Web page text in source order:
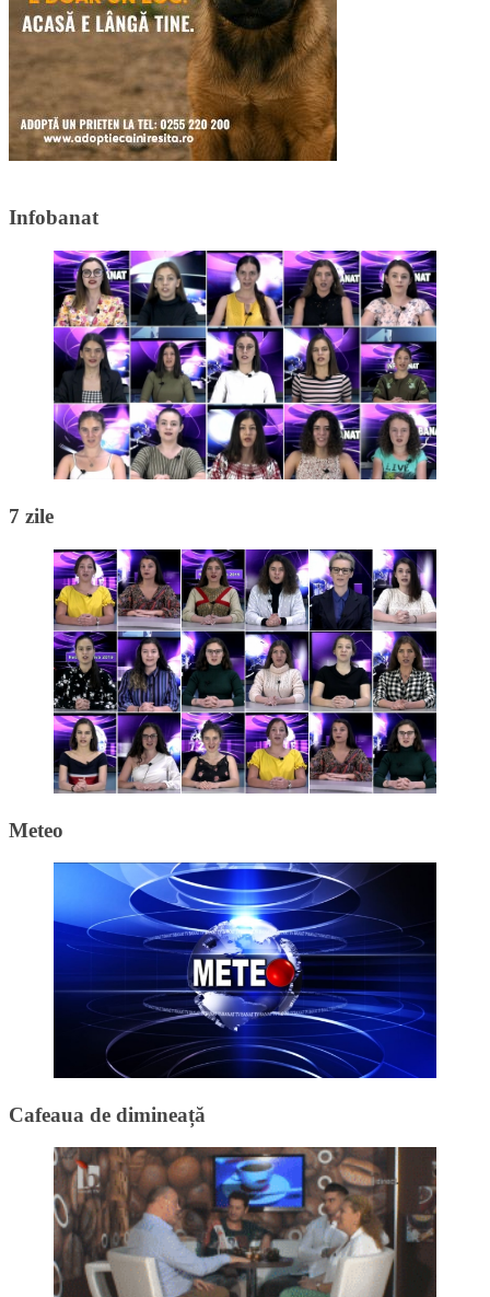
Infobanat
7 zile
Meteo
Cafeaua de dimineață